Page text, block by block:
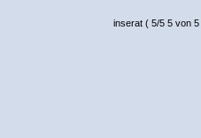
inserat( 5/5 5 von 5